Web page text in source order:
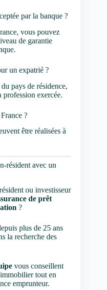
par la banque ?
vous pouvez
de garantie
un expatrié ?
pays de résidence,
profession exercée.
?
être réalisées à
résident avec un
ou investisseur
de prêt
?
plus de 25 ans
la recherche des
vous conseillent
tout en
emprunteur.